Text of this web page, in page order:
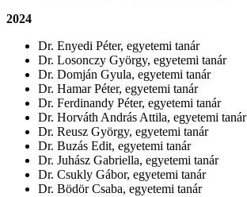
2024
Dr. Enyedi Péter, egyetemi tanár
Dr. Losonczy György, egyetemi tanár
Dr. Domján Gyula, egyetemi tanár
Dr. Hamar Péter, egyetemi tanár
Dr. Ferdinandy Péter, egyetemi tanár
Dr. Horváth András Attila, egyetemi tanár
Dr. Reusz György, egyetemi tanár
Dr. Buzás Edit, egyetemi tanár
Dr. Juhász Gabriella, egyetemi tanár
Dr. Csukly Gábor, egyetemi tanár
Dr. Bödör Csaba, egyetemi tanár